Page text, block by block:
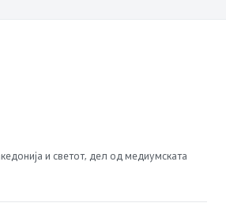
и светот, дел од медиумската